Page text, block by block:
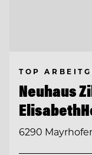
TOP
Neuhaus
6290